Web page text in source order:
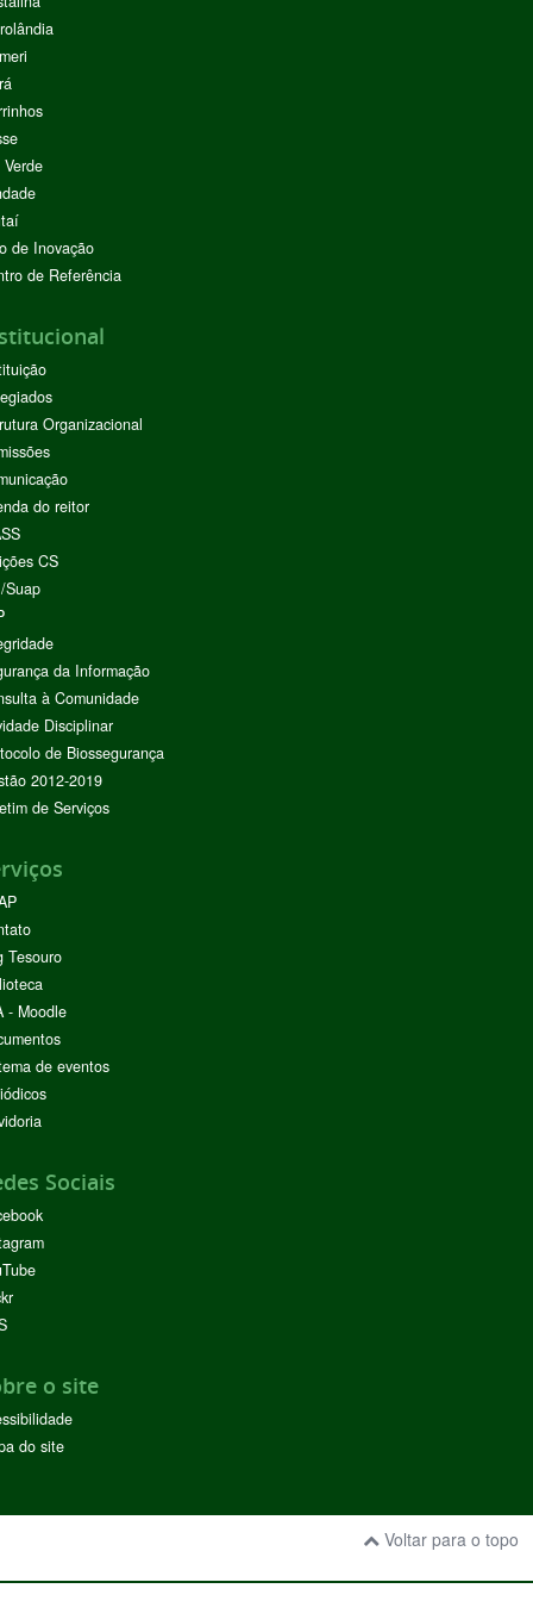
de Inovação
de Referência
Organizacional
do reitor
CS
Suap
da Informação
à Comunidade
Disciplinar
de Biossegurança
2012-2019
de Serviços
Tesouro
- Moodle
de eventos
Sociais
o site
do site
Voltar para o topo